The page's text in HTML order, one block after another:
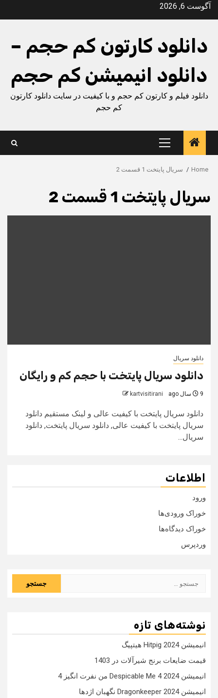
Skipآگوست 6, 2026
دانلود کارتون کم حجم –
دانلود انیمیشن کم حجم
دانلود فیلم و کارتون کم حجم و با کیفیت در سایت دانلود کارتون
کم حجم
Primary
Menu
Home سریال پایتخت 1 قسمت 2
سریال پایتخت 1 قسمت 2
دانلود سریال
دانلود سریال پایتخت با حجم کم و رایگان
9 سال ago kartvisitirani
دانلود سریال پایتخت با کیفیت عالی و لینک مستقیم دانلود
سریال پایتخت با کیفیت عالی, دانلود سریال پایتخت, دانلود
سریال...
اطلاعات
ورود
خوراک ورودی‌ها
خوراک دیدگاه‌ها
وردپرس
نوشته‌های تازه
انیمیشن Hitpig 2024 هیتپیگ
قیمت ضایعات برنج شیرآلات در 1403
انیمیشن Despicable Me 4 2024 من نفرت انگیز 4
انیمیشن Dragonkeeper 2024 نگهبان اژدها